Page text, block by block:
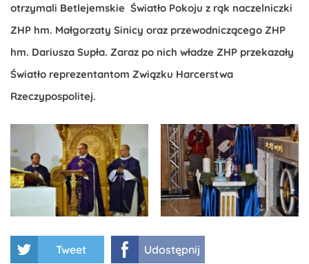
otrzymali Betlejemskie Światło Pokoju z rąk naczelniczki
ZHP hm. Małgorzaty Sinicy oraz przewodniczącego ZHP
hm. Dariusza Supła. Zaraz po nich władze ZHP przekazały
Światło reprezentantom Związku Harcerstwa
Rzeczypospolitej.
Tweet Udostępnij